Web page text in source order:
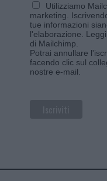
Utilizziamo
marketing.
tue informazioni
l'elaborazione.
di Mailchimp
Potrai annullare
facendo clic sul
nostre e-mail.